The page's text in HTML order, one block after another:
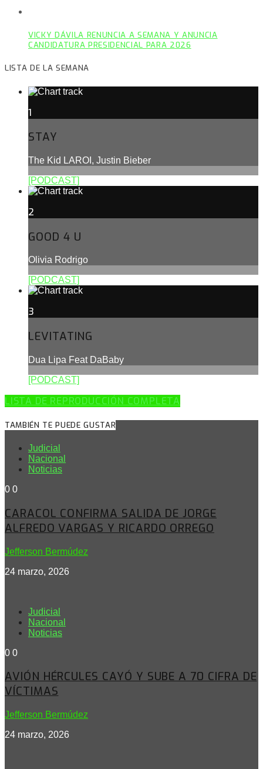
VICKY DÁVILA RENUNCIA A SEMANA Y ANUNCIA
CANDIDATURA PRESIDENCIAL PARA 2026
LISTA DE LA SEMANA
1
STAY
The Kid LAROI, Justin Bieber
[PODCAST]
2
GOOD 4 U
Olivia Rodrigo
[PODCAST]
3
LEVITATING
Dua Lipa Feat DaBaby
[PODCAST]
LISTA DE REPRODUCCIÓN COMPLETA
TAMBIÉN TE PUEDE GUSTAR
Judicial
Nacional
Noticias
0 0
CARACOL CONFIRMA SALIDA DE JORGE
ALFREDO VARGAS Y RICARDO ORREGO
Jefferson Bermúdez
24 marzo, 2026
Judicial
Nacional
Noticias
0 0
AVIÓN HÉRCULES CAYÓ Y SUBE A 70 CIFRA DE
VÍCTIMAS
Jefferson Bermúdez
24 marzo, 2026